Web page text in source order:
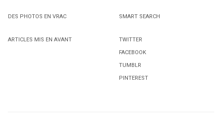
DES PHOTOS EN VRAC SMART SEARCH
ARTICLES MIS EN AVANT
TWITTER
FACEBOOK
TUMBLR
PINTEREST